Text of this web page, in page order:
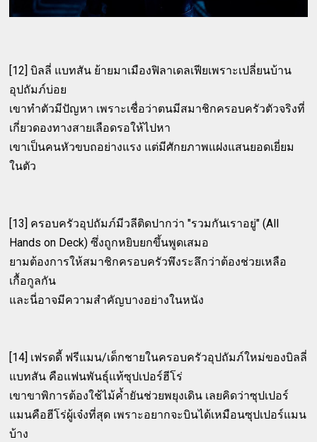
[12] บิลลี่ แบทสัน ย้ายมาเมืองฟิลาเดลเฟียเพราะเปลี่ยนบ้าน
อุปถัมภ์บ่อย
เขาทำตัวมีปัญหา เพราะเชื่อว่าตนมีสมาชิกครอบครัวตัวจริงที่
เกี่ยวดองทางสายเลือดรอให้ไปหา
เขาเป็นคนหัวขบถอย่างแรง แต่มีศักยภาพแฝงแสนยอดเยี่ยม
ในตัว
[13] ครอบครัวอุปถัมภ์มีวลีติดปากว่า "รวมกันเราอยู่" (All
Hands on Deck) ซึ่งถูกหยิบยกขึ้นพูดเสมอ
ยามต้องการให้สมาชิกครอบครัวพึงระลึกว่าต้องช่วยเหลือ
เกื้อกูลกัน
และนี่อาจมีความสำคัญบางอย่างในหนัง
[14] เฟรดดี้ ฟรีแมน/เด็กชายในครอบครัวอุปถัมภ์ใหม่ของบิลลี่
แบทสัน คือแฟนพันธุ์แท้ซุปเปอร์ฮีโร่
เขาขาพิการต้องใช้ไม้ค้ำยันช่วยพยุงเดิน เลยคิดว่าซุปเปอร์
แมนคือฮีโร่ผู้เจ๋งที่สุด เพราะอยากจะบินได้เหมือนซุปเปอร์แมน
บ้าง